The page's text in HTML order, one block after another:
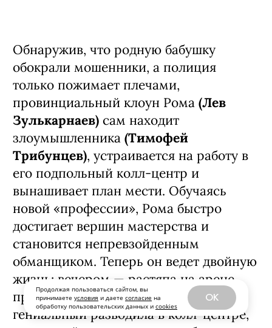
Продолжая пользоваться сайтом, вы
принимаете условия и даете согласие на
обработку пользовательских данных и cookies
OK
Ксения Трейстер
Обнаружив, что родную бабушку
обокрали мошенники, а полиция
только пожимает плечами,
провинциальный клоун Рома(Лев